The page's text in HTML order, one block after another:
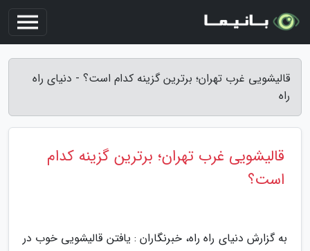
قالیشویی غرب تهران؛ برترین گزینه کدام است؟ - دنیای راه
راه
قالیشویی غرب تهران؛ برترین گزینه کدام
است؟
به گزارش دنیای راه راه، خبرنگاران : یافتن قالیشویی خوب در